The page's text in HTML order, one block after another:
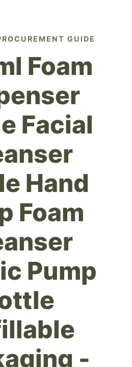
GUIDE
Foam
Facial
Hand
Foam
Pump
-